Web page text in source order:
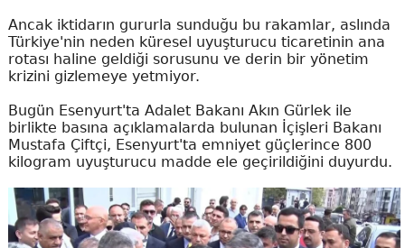
Ancak iktidarın gururla sunduğu bu rakamlar, aslında
Türkiye'nin neden küresel uyuşturucu ticaretinin ana
rotası haline geldiği sorusunu ve derin bir yönetim
krizini gizlemeye yetmiyor.
Bugün Esenyurt'ta Adalet Bakanı Akın Gürlek ile
birlikte basına açıklamalarda bulunan İçişleri Bakanı
Mustafa Çiftçi, Esenyurt'ta emniyet güçlerince 800
kilogram uyuşturucu madde ele geçirildiğini duyurdu.